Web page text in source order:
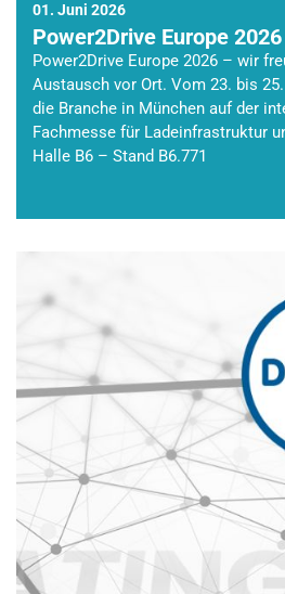
01. Juni 2026
Power2Drive Europe 2026
Power2Drive Europe 2026 – wir
Austausch vor Ort. Vom 23. bis
die Branche in München auf der
Fachmesse für Ladeinfrastruktur
Halle B6 – Stand B6.771